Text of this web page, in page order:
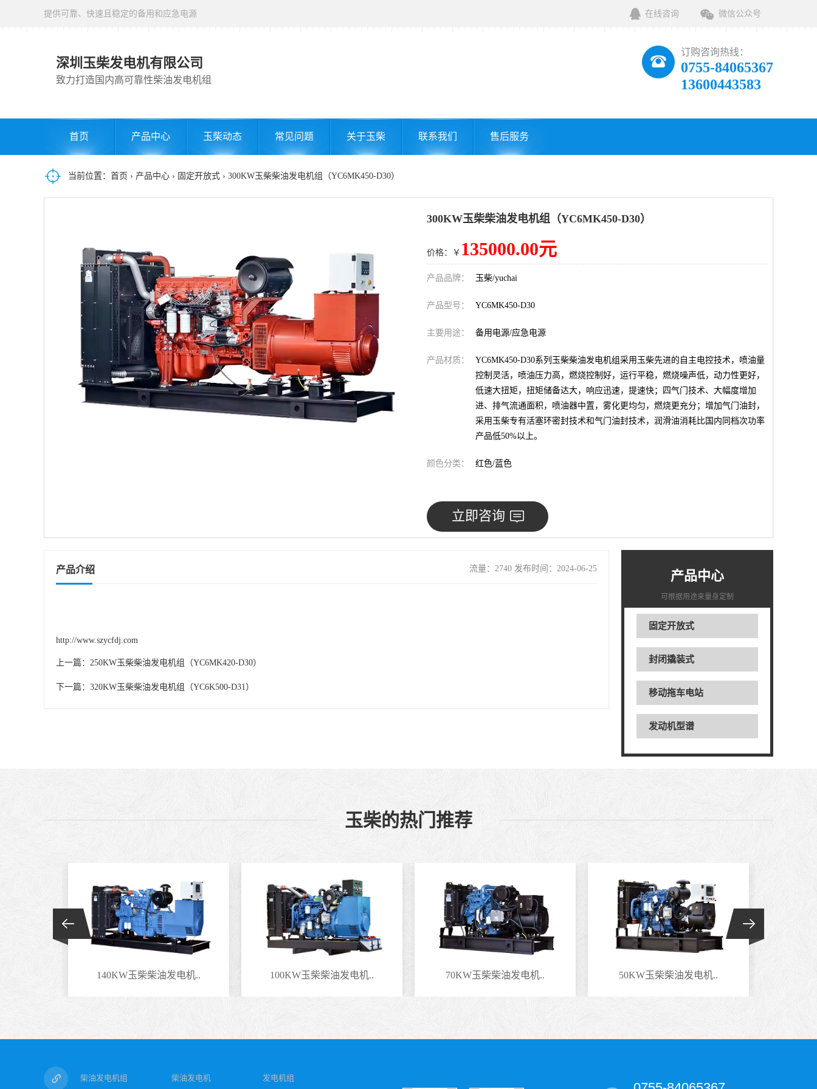
提供可靠、快速且稳定的备用和应急电源 在线咨询 微信公众号
深圳玉柴发电机有限公司
致力打造国内高可靠性柴油发电机组
订购咨询热线：
0755-84065367
13600443583
首页 产品中心 玉柴动态 常见问题 关于玉柴 联系我们 售后服务
当前位置： 首页 › 产品中心 › 固定开放式 › 300KW玉柴柴油发电机组（YC6MK450-D30）
300KW玉柴柴油发电机组（YC6MK450-D30）
价格：￥ 135000.00元
产品品牌： 玉柴/yuchai
产品型号： YC6MK450-D30
主要用途： 备用电源/应急电源
产品材质：
YC6MK450-D30系列玉柴柴油发电机组采用玉柴先进的自主电控技术，喷油量
控制灵活，喷油压力高，燃烧控制好，运行平稳，燃烧噪声低，动力性更好，
低速大扭矩，扭矩储备达大，响应迅速，提速快；四气门技术、大幅度增加
进、排气流通面积，喷油器中置，雾化更均匀，燃烧更充分；增加气门油封，
采用玉柴专有活塞环密封技术和气门油封技术，润滑油消耗比国内同档次功率
产品低50%以上。
颜色分类： 红色/蓝色
立即咨询
产品中心
可根据用途来量身定制
固定开放式
封闭撬装式
移动拖车电站
发动机型谱
产品介绍 流量：2740 发布时间：2024-06-25
http://www.szycfdj.com
上一篇： 250KW玉柴柴油发电机组（YC6MK420-D30）
下一篇： 320KW玉柴柴油发电机组（YC6K500-D31）
玉柴的热门推荐
140KW玉柴柴油发电机.. 100KW玉柴柴油发电机.. 70KW玉柴柴油发电机.. 50KW玉柴柴油发电机..
柴油发电机组 柴油发电机 发电机组